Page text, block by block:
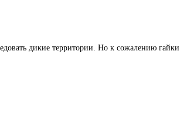
дикие территории. Но к сожалению